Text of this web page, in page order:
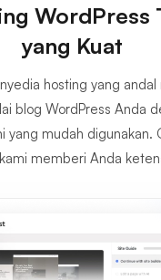
WordPress
yang Kuat
hosting yang
blog WordPress Anda
yang mudah digunakan.
memberi Anda